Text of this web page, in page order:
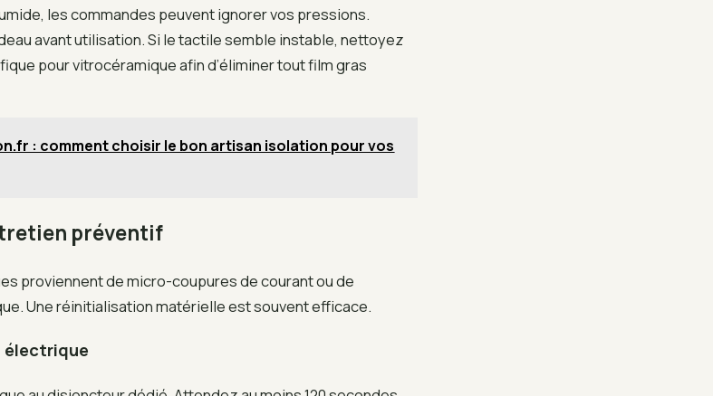
les commandes peuvent ignorer vos pressions.
avant utilisation. Si le tactile semble instable, nettoyez
pour vitrocéramique afin d’éliminer tout film gras
: comment choisir le bon artisan isolation pour vos
préventif
proviennent de micro-coupures de courant ou de
Une réinitialisation matérielle est souvent efficace.
électrique